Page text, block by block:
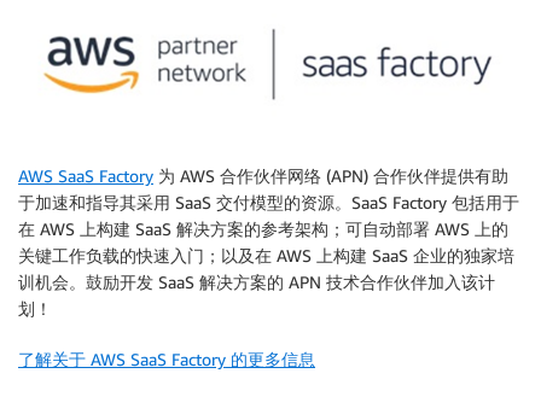
AWS SaaS Factory 为 AWS 合作伙伴网络 (APN) 合作伙伴提供有助
于加速和指导其采用 SaaS 交付模型的资源。SaaS Factory 包括用于
在 AWS 上构建 SaaS 解决方案的参考架构；可自动部署 AWS 上的
关键工作负载的快速入门；以及在 AWS 上构建 SaaS 企业的独家培
训机会。鼓励开发 SaaS 解决方案的 APN 技术合作伙伴加入该计
划！
了解关于 AWS SaaS Factory 的更多信息